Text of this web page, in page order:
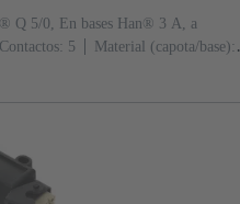
Q 5/0, En bases Han® 3 A, a
Contactos: 5
Material (capota/base):